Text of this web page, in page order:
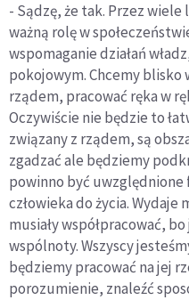
- Sądzę, że tak. Przez wiele
ważną rolę w
wspomaganie działań
pokojowym. Chcemy blisko
rządem, pracować ręka w
Oczywiście nie będzie to
związany z rządem, są
zgadzać ale będziemy
powinno być
człowieka do życia. Wydaje
musiały współpracować,
wspólnoty. Wszyscy
będziemy pracować na jej
porozumienie, znaleźć